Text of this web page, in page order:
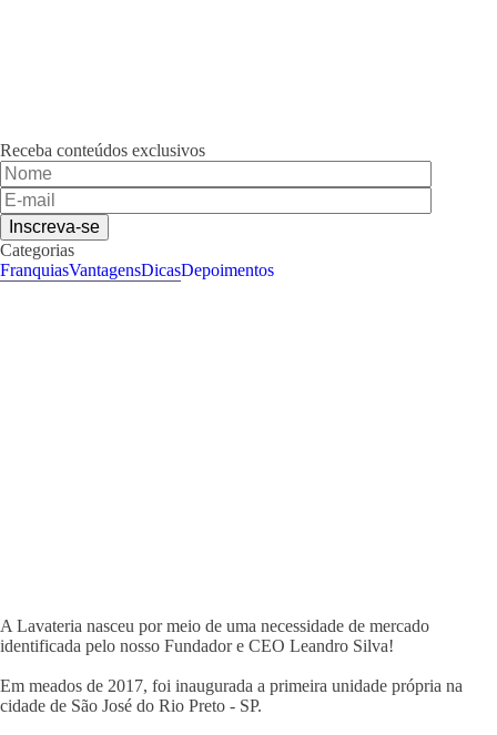
Receba conteúdos exclusivos
Categorias
FranquiasVantagensDicasDepoimentos
A Lavateria nasceu por meio de uma necessidade de mercado
identificada pelo nosso Fundador e CEO Leandro Silva!
Em meados de 2017, foi inaugurada a primeira unidade própria na
cidade de São José do Rio Preto - SP.